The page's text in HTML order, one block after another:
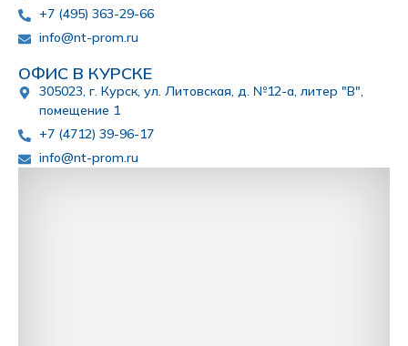
+7 (495) 363-29-66
info@nt-prom.ru
ОФИС В КУРСКЕ
305023, г. Курск, ул. Литовская, д. №12-а, литер "В",
помещение 1
+7 (4712) 39-96-17
info@nt-prom.ru